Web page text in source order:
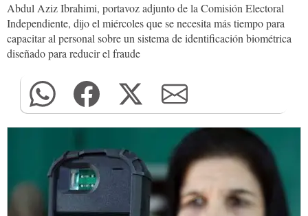
Abdul Aziz Ibrahimi, portavoz adjunto de la Comisión Electoral
Independiente, dijo el miércoles que se necesita más tiempo para
capacitar al personal sobre un sistema de identificación biométrica
diseñado para reducir el fraude